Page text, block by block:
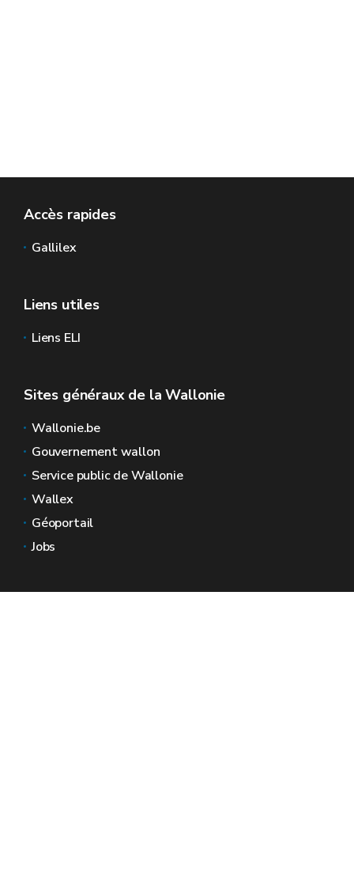
Accès rapides
Gallilex
Liens utiles
Liens ELI
Sites généraux de la Wallonie
Wallonie.be
Gouvernement wallon
Service public de Wallonie
Wallex
Géoportail
Jobs